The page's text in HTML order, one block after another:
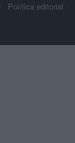
Política editorial